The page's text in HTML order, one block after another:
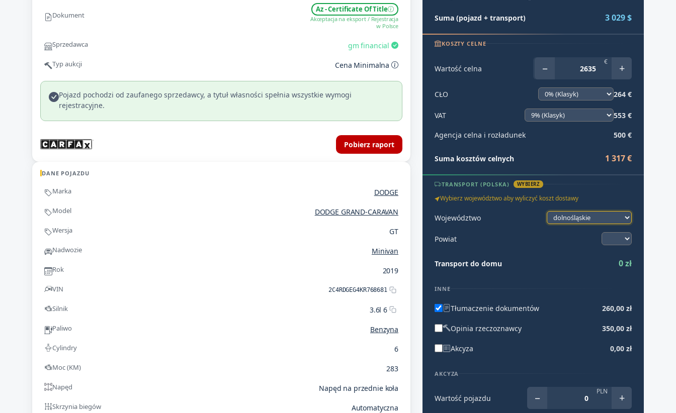
Dokument
Az - Certificate Of Title
Akceptacja na eksport / Rejestracja
w Polsce
Sprzedawca gm financial
Typ aukcji Cena Minimalna
Pojazd pochodzi od zaufanego sprzedawcy, a tytuł własności spełnia wszystkie wymogi
rejestracyjne.
Pobierz raport
DANE POJAZDU
Marka DODGE
Model DODGE GRAND-CARAVAN
Wersja GT
Nadwozie Minivan
Rok 2019
VIN 2C4RDGEG4KR768681
Silnik 3.6l 6
Paliwo Benzyna
Cylindry 6
Moc (KM) 283
Napęd Napęd na przednie koła
Skrzynia biegów Automatyczna
Suma (pojazd + transport) 3 029 $
KOSZTY CELNE
Wartość celna − € +
CŁO 264 €
VAT 553 €
Agencja celna i rozładunek 500 €
Suma kosztów celnych 1 317 €
TRANSPORT (POLSKA) WYBIERZ
Wybierz województwo aby wyliczyć koszt dostawy
Województwo
Powiat
Transport do domu 0 zł
INNE
Tłumaczenie dokumentów 260,00 zł
Opinia rzeczoznawcy 350,00 zł
Akcyza 0,00 zł
AKCYZA
Wartość pojazdu − PLN +